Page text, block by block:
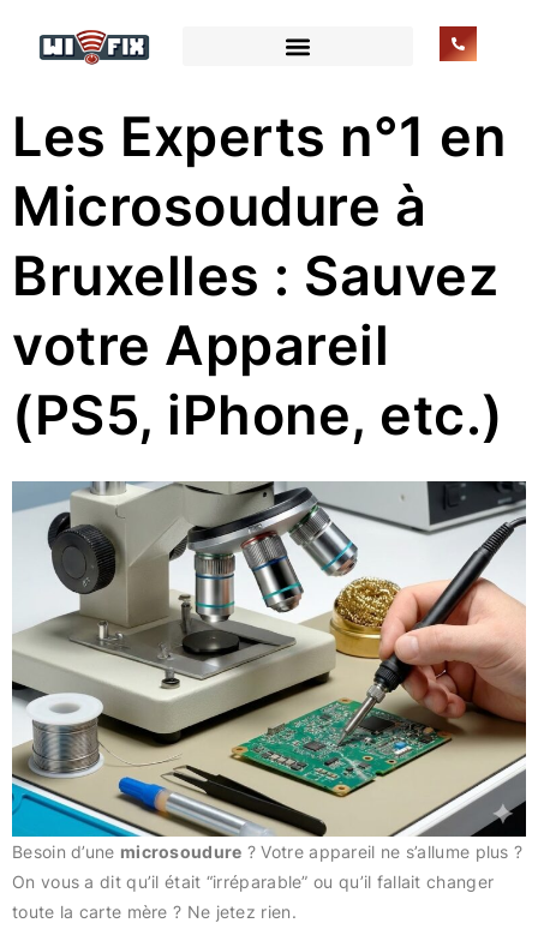
Les Experts n°1 en
Microsoudure à
Bruxelles : Sauvez
votre Appareil
(PS5, iPhone, etc.)
Besoin d’une microsoudure ? Votre appareil ne s’allume plus ?
On vous a dit qu’il était “irréparable” ou qu’il fallait changer
toute la carte mère ? Ne jetez rien.